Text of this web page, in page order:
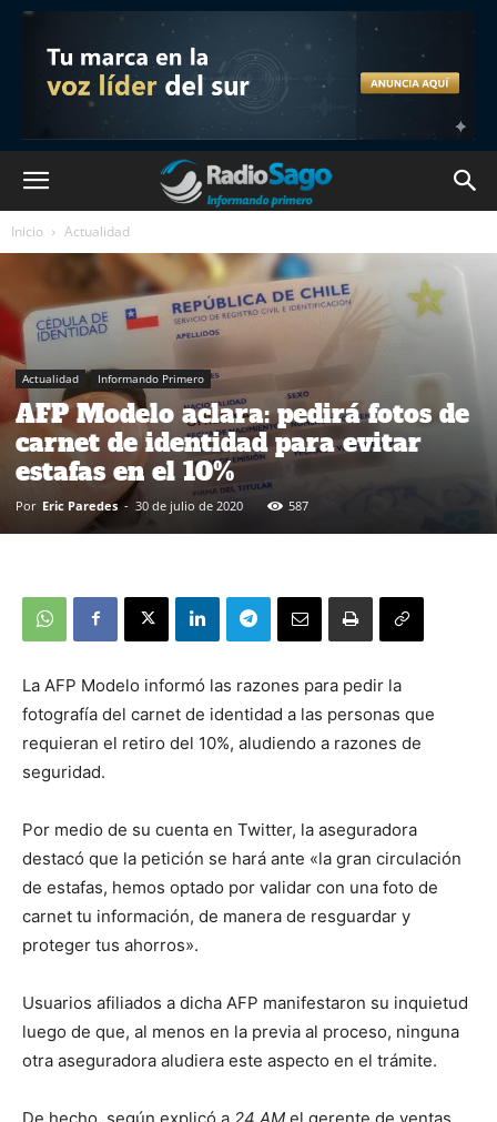
Inicio Actualidad
Actualidad Informando Primero
AFP Modelo aclara: pedirá fotos de
carnet de identidad para evitar
estafas en el 10%
Por Eric Paredes - 30 de julio de 2020 587
La AFP Modelo informó las razones para pedir la
fotografía del carnet de identidad a las personas que
requieran el retiro del 10%, aludiendo a razones de
seguridad.
Por medio de su cuenta en Twitter, la aseguradora
destacó que la petición se hará ante «la gran circulación
de estafas, hemos optado por validar con una foto de
carnet tu información, de manera de resguardar y
proteger tus ahorros».
Usuarios afiliados a dicha AFP manifestaron su inquietud
luego de que, al menos en la previa al proceso, ninguna
otra aseguradora aludiera este aspecto en el trámite.